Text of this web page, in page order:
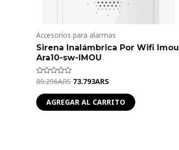
Accesorios para alarmas
Sirena Inalámbrica Por Wifi Imou
Ara10-sw-IMOU
Valorado
de
5
89.296ARS 73.793ARS
AGREGAR AL CARRITO